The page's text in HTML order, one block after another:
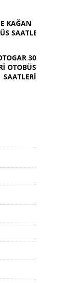
KAĞAN
SAATLERI
30
OTOBÜS
SAATLERI